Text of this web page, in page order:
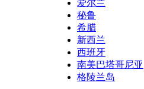
爱尔兰
秘鲁
希腊
新西兰
西班牙
南美巴塔哥尼亚
格陵兰岛